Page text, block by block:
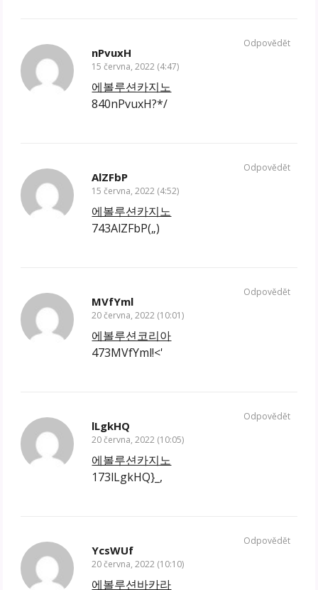
nPvuxH
15 června, 2022 (4:47)
에볼루션카지노
840nPvuxH?*/
Odpovědět
AlZFbP
15 června, 2022 (4:52)
에볼루션카지노
743AlZFbP(„)
Odpovědět
MVfYml
20 června, 2022 (10:01)
에볼루션코리아
473MVfYml!<'
Odpovědět
lLgkHQ
20 června, 2022 (10:05)
에볼루션카지노
173lLgkHQ}_,
Odpovědět
YcsWUf
20 června, 2022 (10:10)
에볼루션바카라
Odpovědět